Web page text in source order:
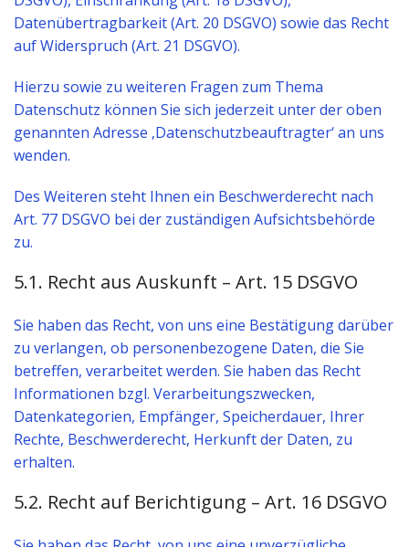
Datenübertragbarkeit (Art. 20 DSGVO) sowie das Recht
auf Widerspruch (Art. 21 DSGVO).
Hierzu sowie zu weiteren Fragen zum Thema
Datenschutz können Sie sich jederzeit unter der oben
genannten Adresse ‚Datenschutzbeauftragter‘ an uns
wenden.
Des Weiteren steht Ihnen ein Beschwerderecht nach
Art. 77 DSGVO bei der zuständigen Aufsichtsbehörde
zu.
5.1. Recht aus Auskunft – Art. 15 DSGVO
Sie haben das Recht, von uns eine Bestätigung darüber
zu verlangen, ob personenbezogene Daten, die Sie
betreffen, verarbeitet werden. Sie haben das Recht
Informationen bzgl. Verarbeitungszwecken,
Datenkategorien, Empfänger, Speicherdauer, Ihrer
Rechte, Beschwerderecht, Herkunft der Daten, zu
erhalten.
5.2. Recht auf Berichtigung – Art. 16 DSGVO